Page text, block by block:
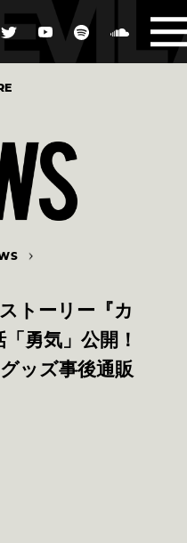
トーリー『カ
勇気」公開！
ッズ事後通販